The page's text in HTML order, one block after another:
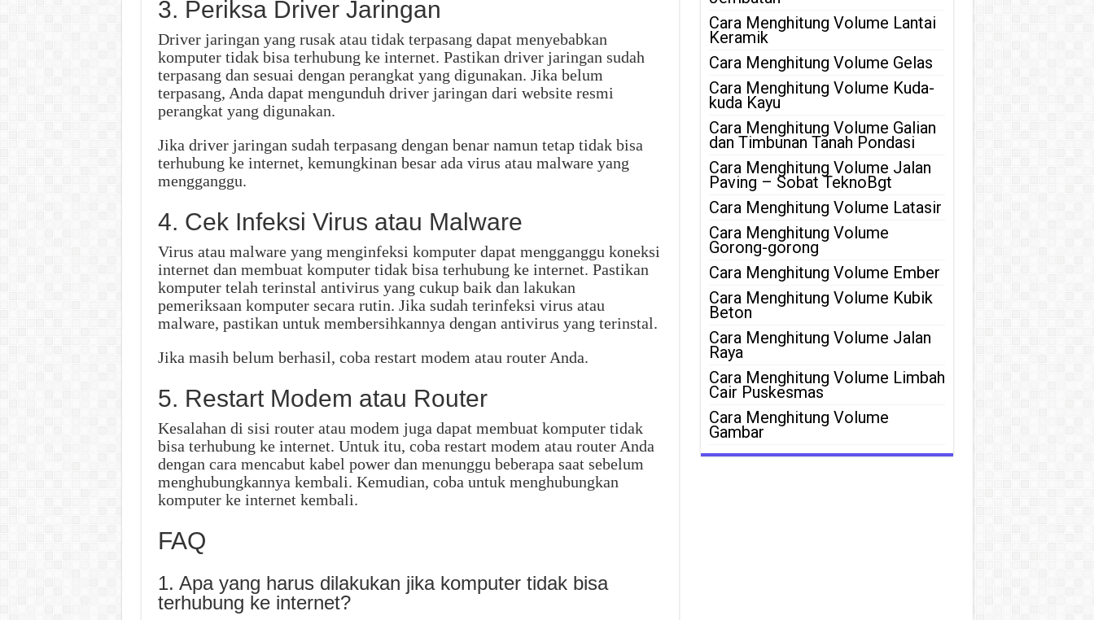
3. Periksa Driver Jaringan
Driver jaringan yang rusak atau tidak terpasang dapat menyebabkan
komputer tidak bisa terhubung ke internet. Pastikan driver jaringan sudah
terpasang dan sesuai dengan perangkat yang digunakan. Jika belum
terpasang, Anda dapat mengunduh driver jaringan dari website resmi
perangkat yang digunakan.
Jika driver jaringan sudah terpasang dengan benar namun tetap tidak bisa
terhubung ke internet, kemungkinan besar ada virus atau malware yang
mengganggu.
4. Cek Infeksi Virus atau Malware
Virus atau malware yang menginfeksi komputer dapat mengganggu koneksi
internet dan membuat komputer tidak bisa terhubung ke internet. Pastikan
komputer telah terinstal antivirus yang cukup baik dan lakukan
pemeriksaan komputer secara rutin. Jika sudah terinfeksi virus atau
malware, pastikan untuk membersihkannya dengan antivirus yang terinstal.
Jika masih belum berhasil, coba restart modem atau router Anda.
5. Restart Modem atau Router
Kesalahan di sisi router atau modem juga dapat membuat komputer tidak
bisa terhubung ke internet. Untuk itu, coba restart modem atau router Anda
dengan cara mencabut kabel power dan menunggu beberapa saat sebelum
menghubungkannya kembali. Kemudian, coba untuk menghubungkan
komputer ke internet kembali.
FAQ
1. Apa yang harus dilakukan jika komputer tidak bisa
terhubung ke internet?
Cara Menghitung Volume Lantai
Keramik
Cara Menghitung Volume Gelas
Cara Menghitung Volume Kuda-
kuda Kayu
Cara Menghitung Volume Galian
dan Timbunan Tanah Pondasi
Cara Menghitung Volume Jalan
Paving – Sobat TeknoBgt
Cara Menghitung Volume Latasir
Cara Menghitung Volume
Gorong-gorong
Cara Menghitung Volume Ember
Cara Menghitung Volume Kubik
Beton
Cara Menghitung Volume Jalan
Raya
Cara Menghitung Volume Limbah
Cair Puskesmas
Cara Menghitung Volume
Gambar